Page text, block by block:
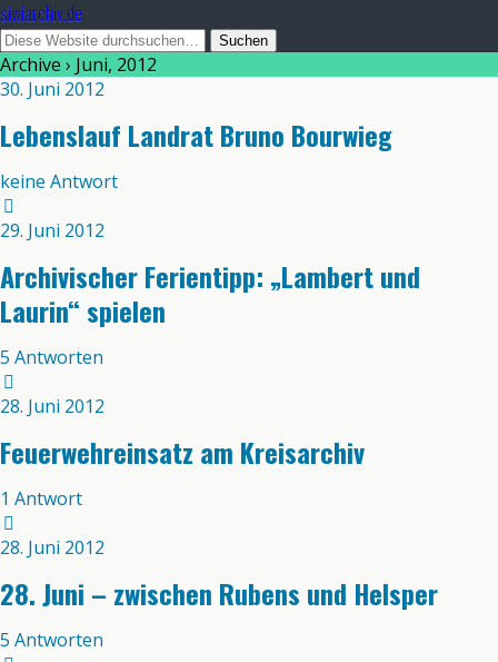
siwiarchiv.de
Archive › Juni, 2012
30. Juni 2012
Lebenslauf Landrat Bruno Bourwieg
keine Antwort
29. Juni 2012
Archivischer Ferientipp: „Lambert und
Laurin“ spielen
5 Antworten
28. Juni 2012
Feuerwehreinsatz am Kreisarchiv
1 Antwort
28. Juni 2012
28. Juni – zwischen Rubens und Helsper
5 Antworten